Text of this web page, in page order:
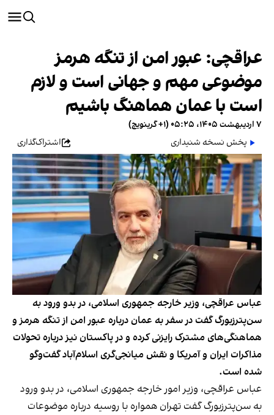
عراقچی: عبور امن از تنگه هرمز
موضوعی مهم و جهانی است و لازم
است با عمان هماهنگ باشیم
۷ اردیبهشت ۱۴۰۵، ۰۵:۲۵ (‎+۱ گرینویچ)
پخش نسخه شنیداری
اشتراک‌گذاری
عباس عراقچی، وزیر خارجه جمهوری اسلامی، در بدو ورود به
سن‌پترزبورگ گفت در سفر به عمان درباره عبور امن از تنگه هرمز و
هماهنگی‌های مشترک رایزنی کرده و در پاکستان نیز درباره تحولات
مذاکرات ایران و آمریکا و نقش میانجی‌گری اسلام‌آباد گفت‌وگو
شده است.
عباس عراقچی، وزیر امور خارجه جمهوری اسلامی، در بدو ورود
به سن‌پترزبورگ گفت تهران همواره با روسیه درباره موضوعات